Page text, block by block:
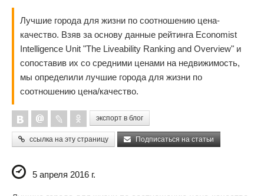
Лучшие города для жизни по соотношению цена-
качество. Взяв за основу данные рейтинга Economist
Intelligence Unit "The Liveability Ranking and Overview" и
сопоставив их со средними ценами на недвижимость,
мы определили лучшие города для жизни по
соотношению цена/качество.
экспорт в блог
ссылка на эту страницу Подписаться на статьи
5 апреля 2016 г.